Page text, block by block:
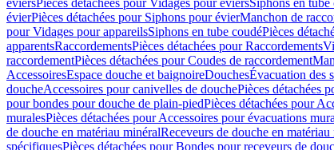
éviersPièces détachées pour Vidages pour éviersSiphons en tube
évierPièces détachées pour Siphons pour évierManchon de
pour Vidages pour appareilsSiphons en tube coudéPièces
apparentsRaccordementsPièces détachées pour Raccordements
raccordementPièces détachées pour Coudes de raccordement
AccessoiresEspace douche et baignoireDouchesÉvacuation des
doucheAccessoires pour canivelles de douchePièces détachées
pour bondes pour douche de plain-piedPièces détachées pour
muralesPièces détachées pour Accessoires pour évacuations
de douche en matériau minéralReceveurs de douche en matériau
spécifiquesPièces détachées pour Bondes pour receveurs de